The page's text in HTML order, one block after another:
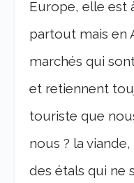
Europe, elle est
partout mais en
marchés qui
et retiennent
touriste que
nous ? la
des étals qui ne